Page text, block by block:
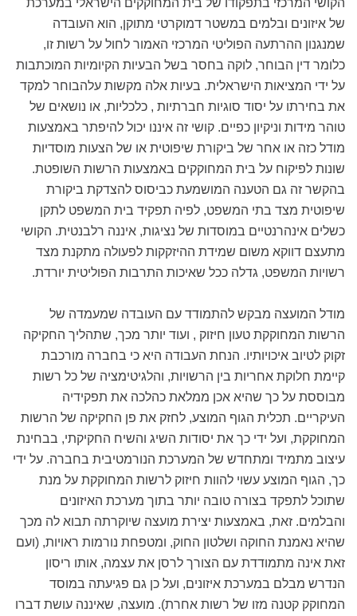
הקושי המרכזי בתפקודו של בית המחוקקים הישראלי במערכת
של איזונים ובלמים במשטר דמוקרטי מתוקן, הוא העובדה
שמנגנון ההרתעה הפוליטי המרכזי האמור לחול על רשות זו,
כלומר דין הבוחר, לוקה בחסר בשל הבעיות הקיומיות המוכתבות
על ידי המציאות הישראלית. בעיות אלה מקשות עלהבוחר למקד
את בחירתו על יסוד סוגיות חברתיות , כלכליות, או נושאים של
טוהר מידות וניקיון כפיים. קושי זה איננו יכול להיפתר באמצעות
מודל כזה או אחר של ביקורת שיפוטית או של הצעות מוסדיות
שונות לפיקוח על בית המחוקקים באמצעות הרשות השופטת.
בהקשר זה גם הטענה המושמעת כביסוס להצדקת ביקורת
שיפוטית מצד בתי המשפט, לפיה תפקיד בית המשפט לתקן
כשלים אינהרנטיים במוסדות של נציגות, איננה רלבנטית. הקושי
מתעצם דווקא משום שמידת ההיזקקות לפעולה מתקנת מצד
רשויות המשפט, גדלה ככל שאיכות התרבות הפוליטית יורדת.
מודל המועצה מבקש להתמודד עם העובדה שמעמדה של
הרשות המחוקקת טעון חיזוק , ועוד יותר מכך, שתהליך החקיקה
זקוק לטיוב איכויותיו. הנחת העבודה היא כי בחברה מורכבת
קיימת חלוקת אחריות בין הרשויות, והלגיטימציה של כל רשות
מבוססת על כך שהיא אכן ממלאת כהלכה את תפקידיה
העיקריים. תכלית הגוף המוצע, לחזק את פן החקיקה של הרשות
המחוקקת, ועל ידי כך את יסודות השיג והשיח החקיקתי, בבחינת
עיצוב מתמיד ומתחדש של המערכת הנורמטיבית בחברה. על ידי
כך, הגוף המוצע עשוי להוות חיזוק לרשות המחוקקת על מנת
שתוכל לתפקד בצורה טובה יותר בתוך מערכת האיזונים
והבלמים. זאת, באמצעות יצירת מועצה שיוקרתה תבוא לה מכך
שהיא נאמנת החוקה ושלטון החוק, ומטפחת נורמות ראויות, (ועם
זאת אינה מתמודדת עם הצורך לרסן את עצמה, אותו ריסון
הנדרש מבלם במערכת איזונים, ועל כן גם פגיעתה במוסד
המחוקק קטנה מזו של רשות אחרת). מועצה, שאיננה עושת דברו